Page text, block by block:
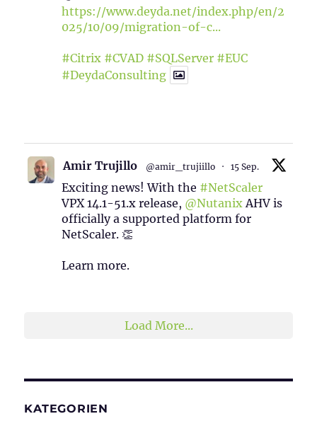
https://www.deyda.net/index.php/en/2
025/10/09/migration-of-c...
#Citrix #CVAD #SQLServer #EUC
#DeydaConsulting
Amir Trujillo @amir_trujiillo · 15 Sep.
Exciting news! With the #NetScaler
VPX 14.1-51.x release, @NutanixAHV is
officially a supported platform for
NetScaler. 👏
Learn more.
Load More...
KATEGORIEN